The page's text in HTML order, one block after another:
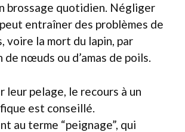
brossage quotidien. Négliger
entraîner des problèmes de
voire la mort du lapin, par
de nœuds ou d’amas de poils.
leur pelage, le recours à un
est conseillé.
au terme “peignage”, qui